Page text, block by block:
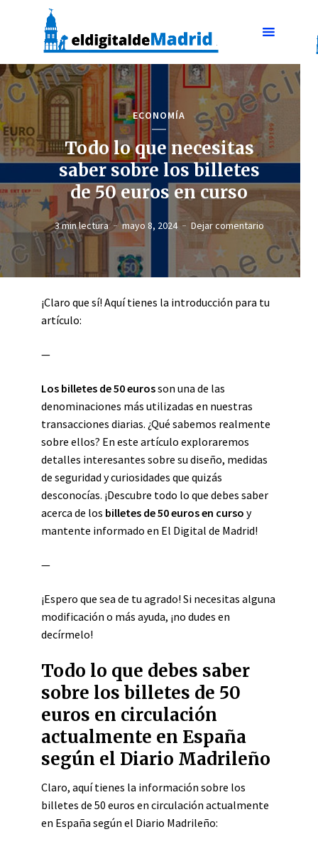
ECONOMÍA
Todo lo que necesitas
saber sobre los billetes
de 50 euros en curso
3 min lectura mayo 8, 2024 Dejar comentario
¡Claro que sí! Aquí tienes la introducción para tu
artículo:
—
Los billetes de 50 eurosson una de las
denominaciones más utilizadas en nuestras
transacciones diarias. ¿Qué sabemos realmente
sobre ellos? En este artículo exploraremos
detalles interesantes sobre su diseño, medidas
de seguridad y curiosidades que quizás
desconocías. ¡Descubre todo lo que debes saber
acerca de los billetes de 50 euros en curso y
mantente informado en El Digital de Madrid!
—
¡Espero que sea de tu agrado! Si necesitas alguna
modificación o más ayuda, ¡no dudes en
decírmelo!
Todo lo que debes saber
sobre los billetes de 50
euros en circulación
actualmente en España
según el Diario Madrileño
Claro, aquí tienes la información sobre los
billetes de 50 euros en circulación actualmente
en España según el Diario Madrileño: